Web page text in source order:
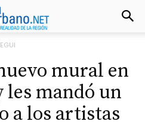
mural en
les mandó un
a los artistas